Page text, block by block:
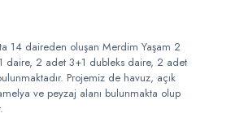
14 daireden oluşan Merdim Yaşam 2
daire, 2 adet 3+1 dubleks daire, 2 adet
Projemiz de havuz, açık
ve peyzaj alanı bulunmakta olup